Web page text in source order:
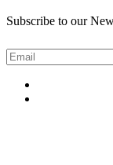
Subscribe to our